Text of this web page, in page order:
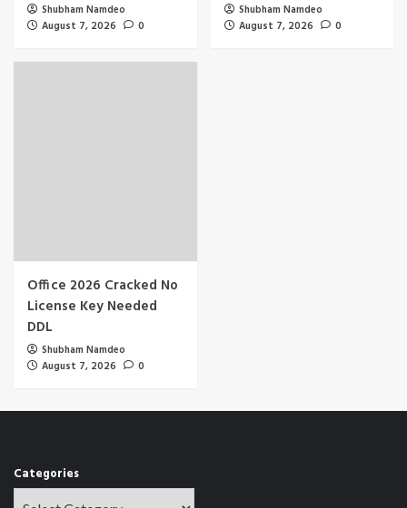
Shubham Namdeo
August 7, 2026
0
Shubham Namdeo
August 7, 2026
0
Office 2026 Cracked No
License Key Needed
DDL
Shubham Namdeo
August 7, 2026
0
Categories